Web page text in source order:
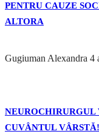
PENTRU CAUZE
ALTORA
Gugiuman Alexandra 4
NEUROCHIRURGUL
CUVÂNTUL